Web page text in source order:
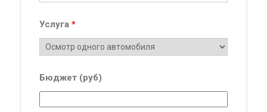
Услуга *
Бюджет (руб)